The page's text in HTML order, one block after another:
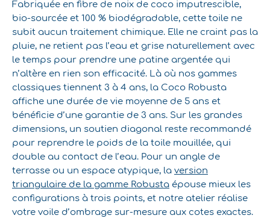
Fabriquée en fibre de noix de coco imputrescible,
bio-sourcée et 100 % biodégradable, cette toile ne
subit aucun traitement chimique. Elle ne craint pas la
pluie, ne retient pas l’eau et grise naturellement avec
le temps pour prendre une patine argentée qui
n’altère en rien son efficacité. Là où nos gammes
classiques tiennent 3 à 4 ans, la Coco Robusta
affiche une durée de vie moyenne de 5 ans et
bénéficie d’une garantie de 3 ans. Sur les grandes
dimensions, un soutien diagonal reste recommandé
pour reprendre le poids de la toile mouillée, qui
double au contact de l’eau. Pour un angle de
terrasse ou un espace atypique, la version
triangulaire de la gamme Robusta épouse mieux les
configurations à trois points, et notre atelier réalise
votre voile d’ombrage sur-mesure aux cotes exactes.